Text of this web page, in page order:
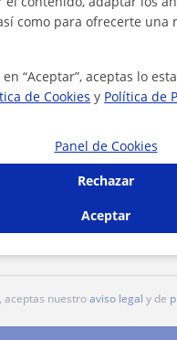
aceptas nuestroaviso legal y de
como para ofrecerte una
“Aceptar”, aceptas lo
de Cookies y Política de
Panel de Cookies
Rechazar
Aceptar